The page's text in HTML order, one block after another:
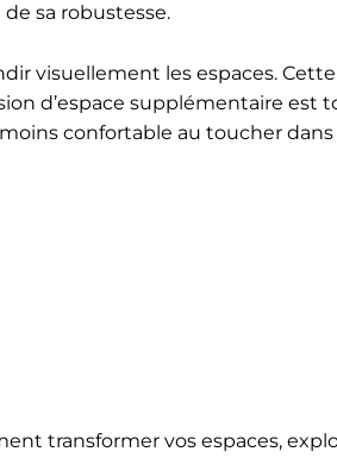
sa robustesse.
visuellement les espaces.
d’espace supplémentaire est
confortable au toucher dans